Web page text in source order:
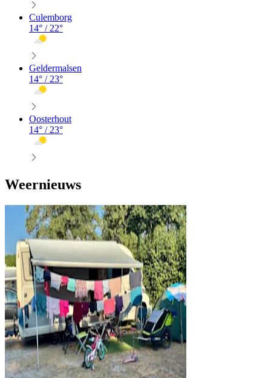
Culemborg
14° / 22°
Geldermalsen
14° / 23°
Oosterhout
14° / 23°
Weernieuws